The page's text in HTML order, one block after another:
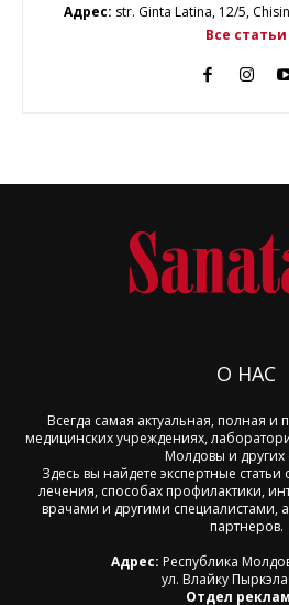
Адрес: str. Ginta Latina, 12/5,
Все статьи
О НАС
Всегда самая актуальная, полная
медицинских учреждениях,
Молдовы и других
Здесь вы найдете экспертные
лечения, способах профилактики,
врачами и другими специалистами,
партнеров.
Адрес: Республика
ул. Влайку
Отдел